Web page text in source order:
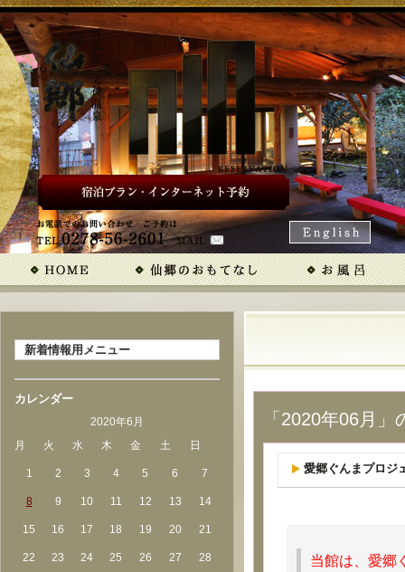
「2020年06月」
愛郷ぐんまプロ
当館は、 愛郷
新着情報用メニュー
カレンダー
2020年6月
月
火 水 木 金 土 日
1 2 3 4 5 6 7
8 9 10 11 12 13 14
15 16 17 18 19 20 21
22 23 24 25 26 27 28